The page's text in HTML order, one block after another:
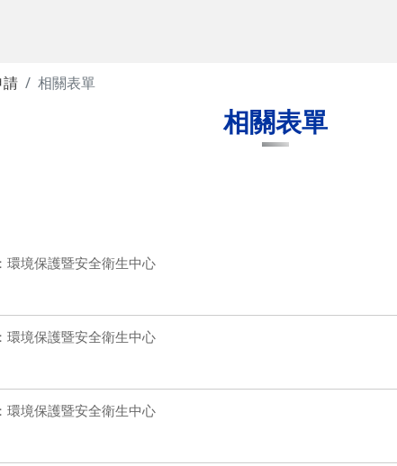
請 相關表單
相關表單
環境保護暨安全衛生中心
環境保護暨安全衛生中心
環境保護暨安全衛生中心